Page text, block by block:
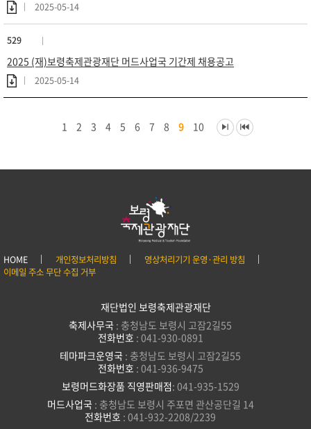
2025-05-14
529
2025 (재)보령축제관광재단 머드사업국 기간제 채용공고
2025-05-14
1 2 3 4 5 6 7 8 9 10
HOME 개인정보처리방침
영상처리기기 운영·관리 방침
이메일 주소 무단 수집 거부
재단법인 보령축제관광재단
축제사무국 : 충청남도 보령시 고잠2길55
전화번호 : 041-930-0891
테마파크운영국 : 충청남도 보령시 고잠2길55
전화번호 : 041-936-9475
보령머드화장품 직영판매점: 041-935-1529
머드사업국 : 충청남도 보령시 주포면 관산공단길 14
전화번호 : 041-932-2208/2239